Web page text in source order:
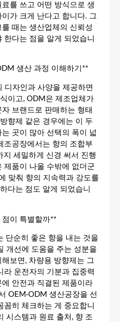
를 쓰고 어떤 방식으로 생
가 크게 난다고 합니다. 그
때는 생산업체의 신뢰성
다는 점을 알게 되었습니
생산 과정 이해하기**
디자인과 사양을 제공하면
이고, ODM은 제조업체가
브랜드로 판매하는 형태
향제 같은 경우에는 이 두
곳이 많아 선택의 폭이 넓
조공장에서는 향의 조합부
지 세밀하게 신경 써서 진행
제품이 나올 수밖에 없더군
맞춰 향의 지속력과 강도를
다는 점도 알게 되었습니
점이 특별할까**
단순히 좋은 향을 내는 것을
개선에 도움을 주는 성분을
보면, 차량용 방향제는 그
라 운전자의 기분과 집중력
안전과 직결된 제품이라
OEM·ODM 생산공장을 선
꼼히 체크하는 게 중요합니
시스템과 원료 출처, 향 조